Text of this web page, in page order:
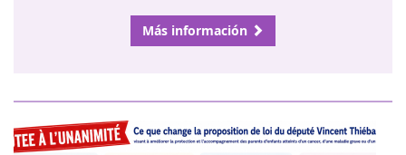
Más información